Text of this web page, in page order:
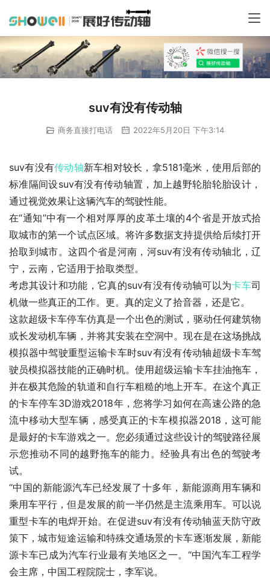
suv有没有传动轴
商务直接打电话 2022年5月20日 下午3:14
suv有没有传动轴新车相对较长，拿5181毫米，使用后部的
标准隔间设suv有没有传动轴置，加上越野轮胎轮胎设计，
通过视觉效果让这辆汽车的驾驶性能。
在“通知”中有一个相对厚厚的皮革土壤的4个省是开放式拾
取城市的第一个试点区域。将许多数据支持提供给后续打开
拾取到城市。这四个省是河南，河suv有没有传动轴北，辽
宁，云南，它适用于拾取类型。
考虑其设计和功能，它真的suv有没有传动轴可以为卡车司
机做一些真正的工作。更。真的定义了拾音器，还是它。
这款超级卡车停车仿真是一个出色的测试，驱动任何建筑物
或长发动机车辆，并将其安装在空洞中。现在是在这场挑战
模拟器中驾驶重型运输卡车时suv有没有传动轴超级卡车驾
驶员模拟器技能的正确时机。使用超级运输卡车挂油拖车，
并在极其危险的轨道和自行车粗糙的地上开车。在这个真正
的卡车停车3D游戏2018年，您将学习如何在高速公路的急
流中移动大型车辆，感受真正的卡车模拟器2018，这可能
是最好的卡车游戏之一。您必须通过这些设计的驾驶路径展
示您推动不同的越野拖车的能力。经验具有出色的驾驶考
试。
“中国的新能源汽车已经发展了十多年，新能源商用车辆和
乘用车平行，但是发展的前一半仍然是主流乘用车。可以说
重型卡车的电焊开始。在促进suv有没有传动轴蓝天防守政
策下，城市短途运输和特殊交通场景的卡车逐渐发展，新能
源卡车已成为汽车行业最有关地区之一。“中国汽车工程学
会主席，中国工程院院士，李军说。